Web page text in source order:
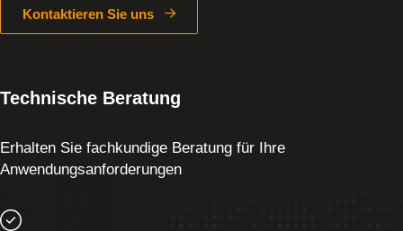
Kontaktieren Sie uns
Technische Beratung
Erhalten Sie fachkundige Beratung für Ihre
Anwendungsanforderungen